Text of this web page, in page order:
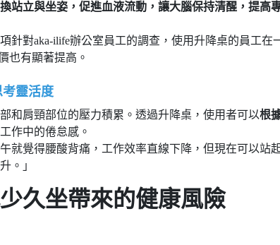
站立與坐姿，促進血液流動，讓大腦保持清醒，提高
項針對aka-ilife辦公室員工的調查，使用升降桌的員工在
也有顯著提高。
靈活度
和肩頸部位的壓力積累。透過升降桌，使用者可以根
作中的倦怠感。
就覺得腰酸背痛，工作效率直線下降，但現在可以站
。」
久坐帶來的健康風險